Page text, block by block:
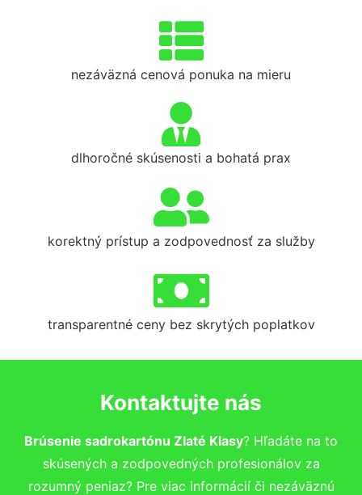
nezáväzná cenová ponuka na mieru
dlhoročné skúsenosti a bohatá prax
korektný prístup a zodpovednosť za služby
transparentné ceny bez skrytých poplatkov
Kontaktujte nás
Brúsenie sadrokartónu Zlaté Klasy? Hľadáte na to
skúsených a zodpovedných profesionálov za
rozumný peniaz? Pre viac informácií či nezáväznú